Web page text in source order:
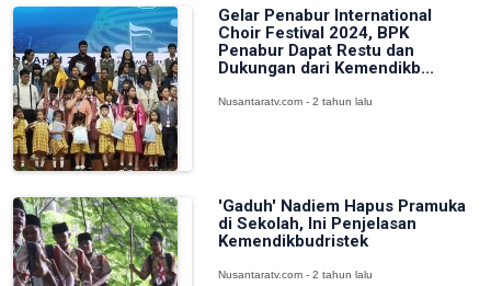
Gelar Penabur International
Choir Festival 2024, BPK
Penabur Dapat Restu dan
Dukungan dari Kemendikb...
Nusantaratv.com - 2 tahun lalu
'Gaduh' Nadiem Hapus Pramuka
di Sekolah, Ini Penjelasan
Kemendikbudristek
Nusantaratv.com - 2 tahun lalu